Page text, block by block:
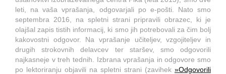
leti, na vaša vprašanja, odgovarjali po e-pošti. Nato smo
septembra 2016, na spletni strani pripravili obrazec, ki je
olajšal zapis tistih informacij, ki smo jih potrebovali za čim bolj
kakovostni odgovor. Na vprašanje učiteljev, vzgojiteljev in
drugih strokovnih delavcev ter staršev, smo odgovorili
najkasneje v treh tednih. Izbrana vprašanja in odgovore smo
po lektoriranju objavili na spletni strani (zavihek »Odgovorili